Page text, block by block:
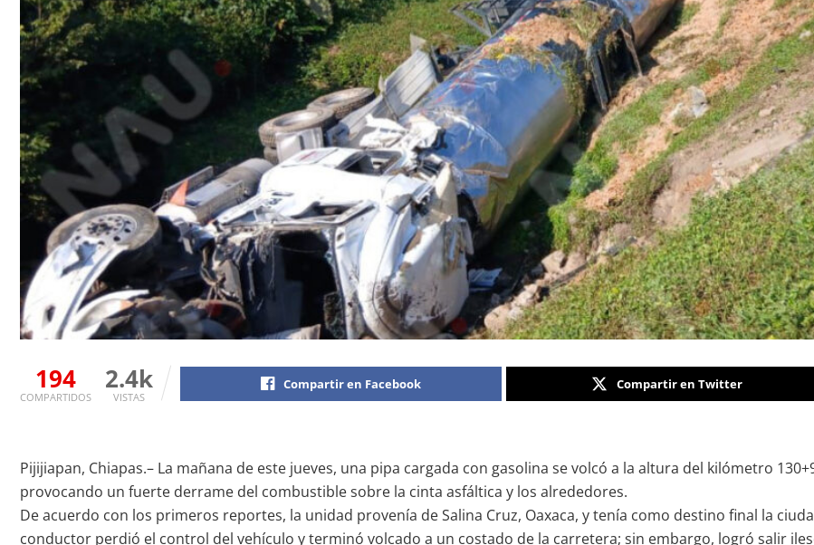
194
COMPARTIDOS
2.4k
VISTAS
Compartir en Facebook Compartir en Twitter
Pijijiapan, Chiapas.– La mañana de este jueves, una pipa cargada con gasolina se volcó a la altura del kilómetro
provocando un fuerte derrame del combustible sobre la cinta asfáltica y los alrededores.
De acuerdo con los primeros reportes, la unidad provenía de Salina Cruz, Oaxaca, y tenía como destino final la
conductor perdió el control del vehículo y terminó volcado a un costado de la carretera; sin embargo, logró salir